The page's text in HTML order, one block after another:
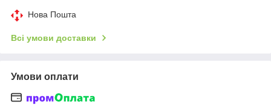
Нова Пошта
Всі умови доставки
Умови оплати